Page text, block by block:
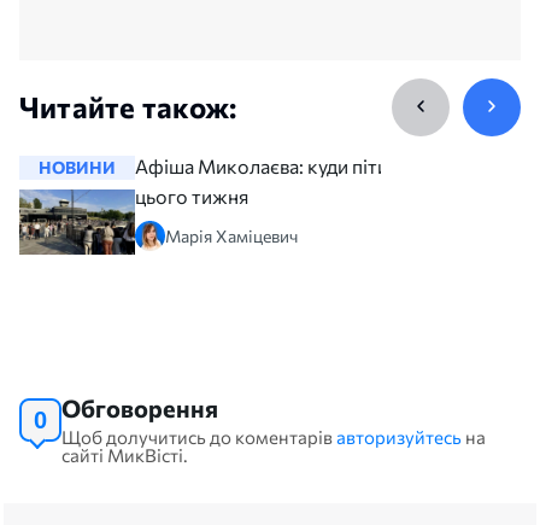
Читайте також:
НОВИНИ
Афіша Миколаєва: куди піти
цього тижня
Марія Хаміцевич
0 Обговорення
Щоб долучитись до коментарівавторизуйтесь на
сайті МикВісті.